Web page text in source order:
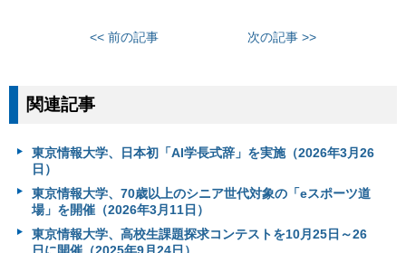
<< 前の記事 次の記事 >>
関連記事
東京情報大学、日本初「AI学長式辞」を実施（2026年3月26
日）
東京情報大学、70歳以上のシニア世代対象の「eスポーツ道
場」を開催（2026年3月11日）
東京情報大学、高校生課題探求コンテストを10月25日～26
日に開催（2025年9月24日）